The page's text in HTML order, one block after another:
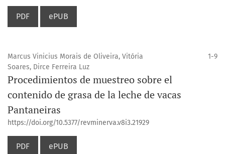
PDF ePUB
Marcus Vinicius Morais de Oliveira, Vitória
Soares, Dirce Ferreira Luz
1-9
Procedimientos de muestreo sobre el
contenido de grasa de la leche de vacas
Pantaneiras
https://doi.org/10.5377/revminerva.v8i3.21929
PDF ePUB